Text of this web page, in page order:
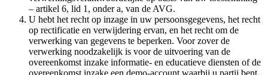
– artikel 6, lid 1, onder a, van de AVG.
U hebt het recht op inzage in uw persoonsgegevens, het recht
op rectificatie en verwijdering ervan, en het recht om de
verwerking van gegevens te beperken. Voor zover de
verwerking noodzakelijk is voor de uitvoering van de
overeenkomst inzake informatie- en educatieve diensten of de
overeenkomst inzake een demo-account waarbij u partij bent,